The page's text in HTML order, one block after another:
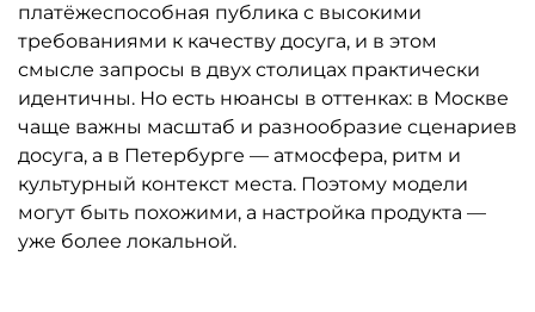
платёжеспособная публика с высокими
требованиями к качеству досуга, и в этом
смысле запросы в двух столицах практически
идентичны. Но есть нюансы в оттенках: в Москве
чаще важны масштаб и разнообразие сценариев
досуга, а в Петербурге — атмосфера, ритм и
культурный контекст места. Поэтому модели
могут быть похожими, а настройка продукта —
уже более локальной.